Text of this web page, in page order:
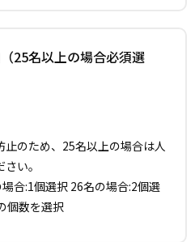
25名以上の場合必須選
のため、25名以上の場合は人
い。
合:1個選択 26名の場合:2個選
個数を選択